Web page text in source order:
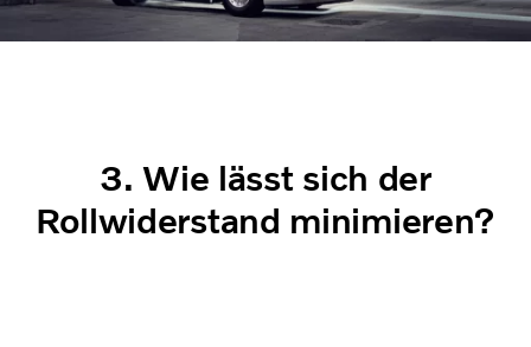
3. Wie lässt sich der
Rollwiderstand minimieren?